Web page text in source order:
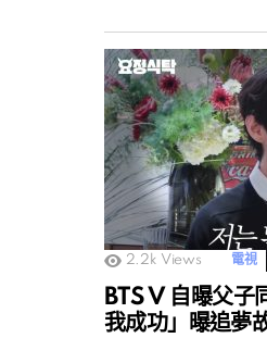
2.2k Views 電視
BTS V 自曝父子
我成功」曝追夢